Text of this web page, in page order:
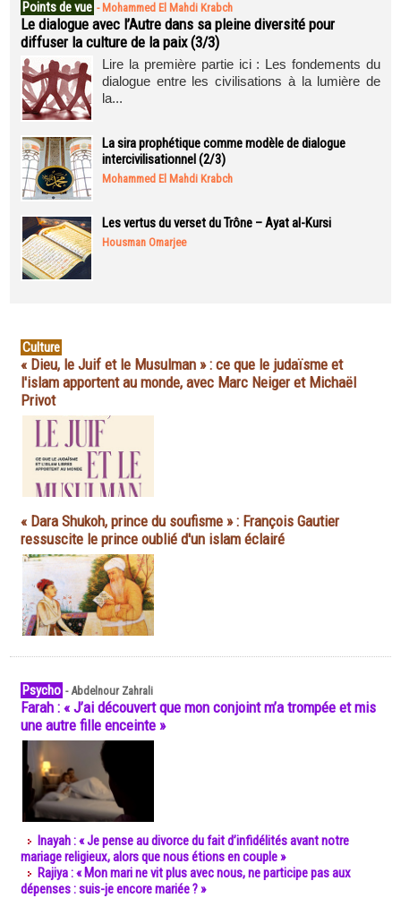
Points de vue - Mohammed El Mahdi Krabch
Le dialogue avec l’Autre dans sa pleine diversité pour
diffuser la culture de la paix (3/3)
Lire la première partie ici : Les fondements du
dialogue entre les civilisations à la lumière de
la...
La sira prophétique comme modèle de dialogue
intercivilisationnel (2/3)
Mohammed El Mahdi Krabch
Les vertus du verset du Trône – Ayat al-Kursi
Housman Omarjee
Culture
« Dieu, le Juif et le Musulman » : ce que le judaïsme et
l'islam apportent au monde, avec Marc Neiger et Michaël
Privot
« Dara Shukoh, prince du soufisme » : François Gautier
ressuscite le prince oublié d'un islam éclairé
Psycho -Abdelnour Zahrali
Farah : « J’ai découvert que mon conjoint m’a trompée et mis
une autre fille enceinte »
Inayah : « Je pense au divorce du fait d’infidélités avant notre
mariage religieux, alors que nous étions en couple »
Rajiya : « Mon mari ne vit plus avec nous, ne participe pas aux
dépenses : suis-je encore mariée ? »